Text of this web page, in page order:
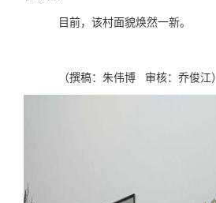
目前，该村面貌焕然一新。
（撰稿：朱伟博 审核：乔俊江）